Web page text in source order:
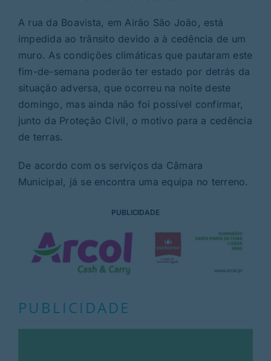
A rua da Boavista, em Airão São João, está
impedida ao trânsito devido a à cedência de um
muro. As condições climáticas que pautaram este
fim-de-semana poderão ter estado por detrás da
situação adversa, que ocorreu na noite deste
domingo, mas ainda não foi possível confirmar,
junto da Proteção Civil, o motivo para a cedência
de terras.
De acordo com os serviços da Câmara
Municipal, já se encontra uma equipa no terreno.
PUBLICIDADE
PUBLICIDADE